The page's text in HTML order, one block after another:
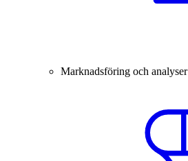
Marknadsföring och analyser